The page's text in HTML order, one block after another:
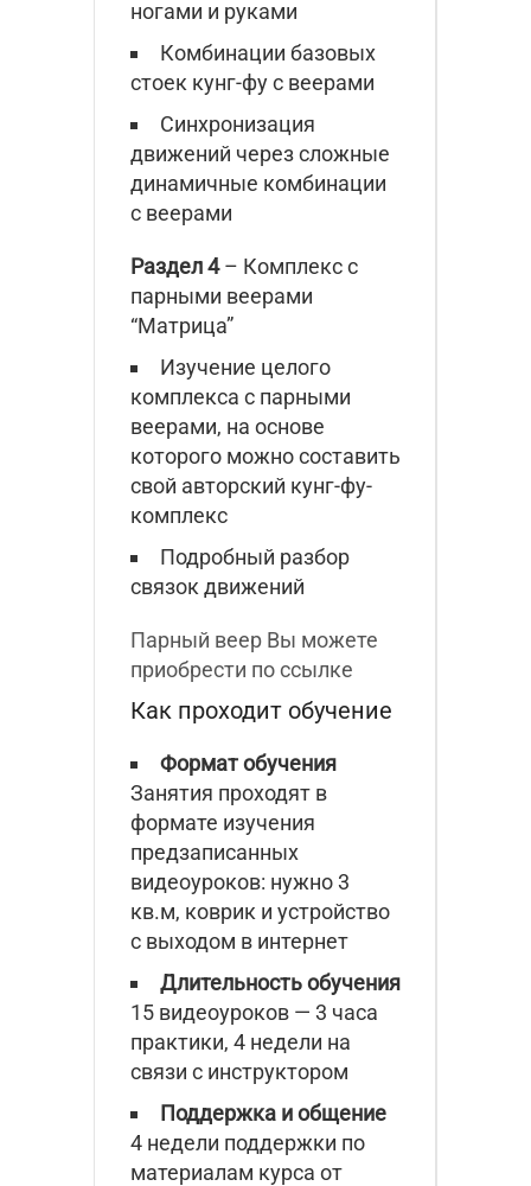
ногами и руками
Комбинации базовых
стоек кунг-фу с веерами
Синхронизация
движений через сложные
динамичные комбинации
с веерами
Раздел 4– Комплекс с
парными веерами
“Матрица”
Изучение целого
комплекса с парными
веерами, на основе
которого можно составить
свой авторский кунг-фу-
комплекс
Подробный разбор
связок движений
Парный веер Вы можете
приобрести по ссылке
Как проходит обучение
Формат обучения
Занятия проходят в
формате изучения
предзаписанных
видеоуроков: нужно 3
кв.м, коврик и устройство
с выходом в интернет
Длительность обучения
15 видеоуроков — 3 часа
практики, 4 недели на
связи с инструктором
Поддержка и общение
4 недели поддержки по
материалам курса от